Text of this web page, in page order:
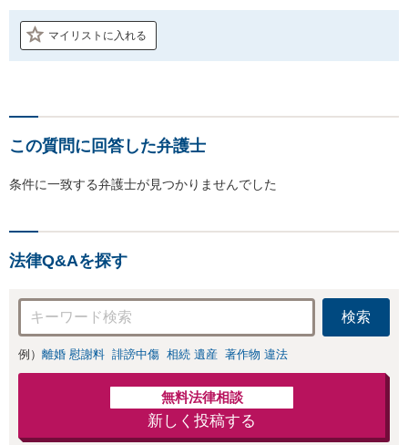
マイリストに入れる
この質問に回答した弁護士
条件に一致する弁護士が見つかりませんでした
法律Q&Aを探す
検索
例） 離婚 慰謝料 誹謗中傷 相続 遺産 著作物 違法
無料法律相談
新しく投稿する